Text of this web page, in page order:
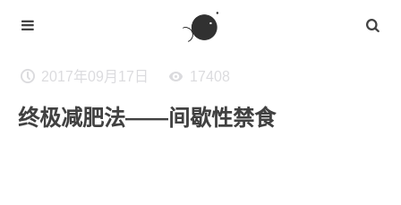
2017年09月17日 17408
终极减肥法——间歇性禁食